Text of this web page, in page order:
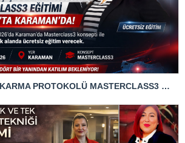
AYNOWER SAÇ ÇIKARMA PROTOKOLÜ MASTERCLASS3 EĞİTİMİ 31 MART’TA KARAMAN’DA!